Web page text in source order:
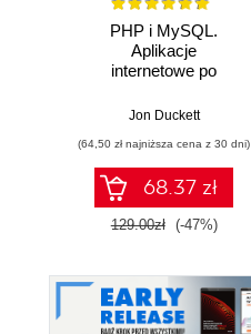
PHP i MySQL.
Aplikacje
internetowe po
Jon Duckett
(64,50 zł najniższa cena z 30 dni)
68.37 zł
129.00zł (-47%)